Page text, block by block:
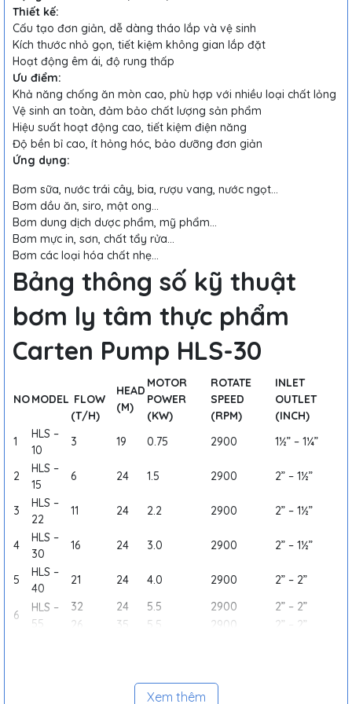
Thiết kế:
Cấu tạo đơn giản, dễ dàng tháo lắp và vệ sinh
Kích thước nhỏ gọn, tiết kiệm không gian lắp đặt
Hoạt động êm ái, độ rung thấp
Ưu điểm:
Khả năng chống ăn mòn cao, phù hợp với nhiều loại chất lỏng
Vệ sinh an toàn, đảm bảo chất lượng sản phẩm
Hiệu suất hoạt động cao, tiết kiệm điện năng
Độ bền bỉ cao, ít hỏng hóc, bảo dưỡng đơn giản
Ứng dụng:
Bơm sữa, nước trái cây, bia, rượu vang, nước ngọt...
Bơm dầu ăn, siro, mật ong...
Bơm dung dịch dược phẩm, mỹ phẩm...
Bơm mực in, sơn, chất tẩy rửa...
Bơm các loại hóa chất nhẹ...
Bảng thông số kỹ thuật
bơm ly tâm thực phẩm
Carten Pump HLS-30
NOMODEL FLOW
(T/H)
HEAD
(M)
MOTOR
POWER
(KW)
ROTATE
SPEED
(RPM)
INLET
OUTLET
(INCH)
1
HLS –
10
3 19 0.75 2900 1½” – 1¼”
2
HLS –
15
6 24 1.5 2900 2” – 1½”
3
HLS –
22
11 24 2.2 2900 2” – 1½”
4
HLS –
30
16 24 3.0 2900 2” – 1½”
5
HLS –
40
21 24 4.0 2900 2” – 2”
6
HLS –
55
32 24 5.5 2900
2” – 2”
26
35 5.5 2900
2” – 2”
11.0
Xem thêm